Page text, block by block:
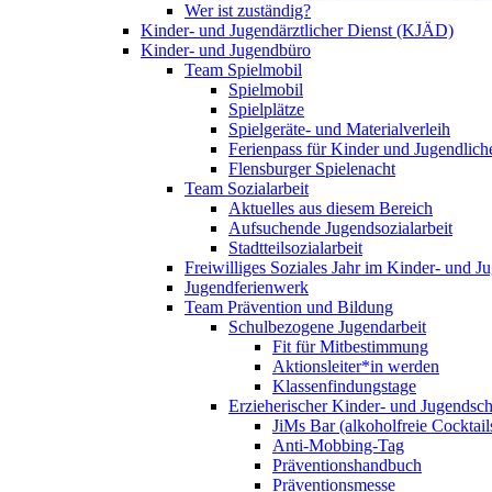
Wer ist zuständig?
Kinder- und Jugendärztlicher Dienst (KJÄD)
Kinder- und Jugendbüro
Team Spielmobil
Spielmobil
Spielplätze
Spielgeräte- und Materialverleih
Ferienpass für Kinder und
Flensburger Spielenacht
Team Sozialarbeit
Aktuelles aus diesem Bereich
Aufsuchende Jugendsozialarbeit
Stadtteilsozialarbeit
Freiwilliges Soziales Jahr im Kinder- und
Jugendferienwerk
Team Prävention und Bildung
Schulbezogene Jugendarbeit
Fit für Mitbestimmung
Aktionsleiter*in werden
Klassenfindungstage
Erzieherischer Kinder- und
JiMs Bar (alkoholfreie
Anti-Mobbing-Tag
Präventionshandbuch
Präventionsmesse